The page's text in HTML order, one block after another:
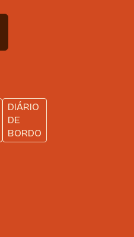
DIÁRIO
DE
BORDO